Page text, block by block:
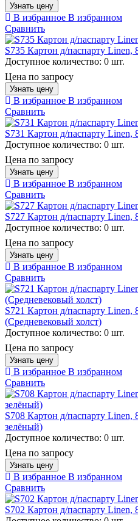
Узнать цену
В избранное В избранном
Сравнить
S735 Картон д/паспарту
Доступное количество: 0 шт.
Цена по запросу
Узнать цену
В избранное В избранном
Сравнить
S731 Картон д/паспарту
Доступное количество: 0 шт.
Цена по запросу
Узнать цену
В избранное В избранном
Сравнить
S727 Картон д/паспарту
Доступное количество: 0 шт.
Цена по запросу
Узнать цену
В избранное В избранном
Сравнить
S721 Картон д/паспарту Linen,
(Средневековый холст)
Доступное количество: 0 шт.
Цена по запросу
Узнать цену
В избранное В избранном
Сравнить
S708 Картон д/паспарту
зелёный)
Доступное количество: 0 шт.
Цена по запросу
Узнать цену
В избранное В избранном
Сравнить
S702 Картон д/паспарту